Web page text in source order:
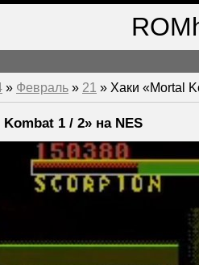
» Февраль » 21 » Хаки «Mortal
1 / 2» на NES